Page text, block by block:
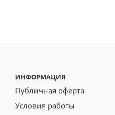
ИНФОРМАЦИЯ
Публичная оферта
Условия работы